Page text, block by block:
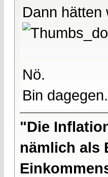
Dann hätten
Nö.
Bin dagegen.
"Die
nämlich als